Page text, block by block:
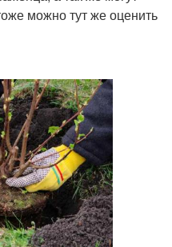
можно тут же оценить